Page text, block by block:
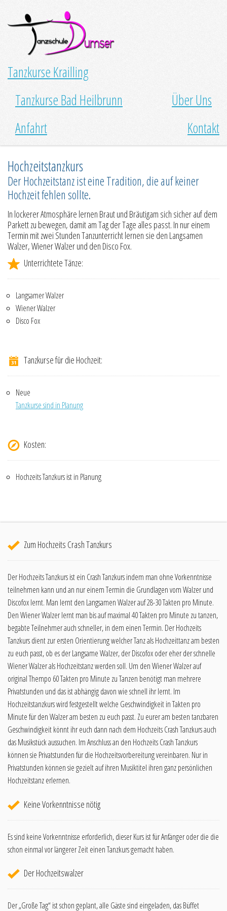
Tanzkurse Krailling
Tanzkurse Bad Heilbrunn
Über Uns
Anfahrt
Kontakt
Hochzeitstanzkurs
Der Hochzeitstanz ist eine Tradition, die auf keiner
Hochzeit fehlen sollte.
In lockerer Atmosphäre lernen Braut und Bräutigam sich sicher auf dem
Parkett zu bewegen, damit am Tag der Tage alles passt. In nur einem
Termin mit zwei Stunden Tanzunterricht lernen sie den Langsamen
Walzer, Wiener Walzer und den Disco Fox.
Unterrichtete Tänze:
Langsamer Walzer
Wiener Walzer
Disco Fox
Tanzkurse für die Hochzeit:
Neue
Tanzkurse sind in Planung
Kosten:
Hochzeits Tanzkurs ist in Planung
Zum Hochzeits Crash Tanzkurs
Der Hochzeits Tanzkurs ist ein Crash Tanzkurs indem man ohne Vorkenntnisse
teilnehmen kann und an nur einem Termin die Grundlagen vom Walzer und
Discofox lernt. Man lernt den Langsamen Walzer auf 28-30 Takten pro Minute.
Den Wiener Walzer lernt man bis auf maximal 40 Takten pro Minute zu tanzen,
begabte Teilnehmer auch schneller, in dem einen Termin. Der Hochzeits
Tanzkurs dient zur ersten Orientierung welcher Tanz als Hochzeittanz am besten
zu euch passt, ob es der Langsame Walzer, der Discofox oder eher der schnelle
Wiener Walzer als Hochzeitstanz werden soll. Um den Wiener Walzer auf
original Thempo 60 Takten pro Minute zu Tanzen benötigt man mehrere
Privatstunden und das ist abhängig davon wie schnell ihr lernt. Im
Hochzeitstanzkurs wird festgestellt welche Geschwindigkeit in Takten pro
Minute für den Walzer am besten zu euch passt. Zu eurer am besten tanzbaren
Geschwindigkeit könnt ihr euch dann nach dem Hochzeits Crash Tanzkurs auch
das Musikstück aussuchen. Im Anschluss an den Hochzeits Crash Tanzkurs
können sie Privatstunden für die Hochzeitsvorbereitung vereinbaren. Nur in
Privatstunden können sie gezielt auf ihren Musiktitel ihren ganz persönlichen
Hochzeitstanz erlernen.
Keine Vorkenntnisse nötig
Es sind keine Vorkenntnisse erforderlich, dieser Kurs ist für Anfänger oder die die
schon einmal vor längerer Zeit einen Tanzkurs gemacht haben.
Der Hochzeitswalzer
Der „Große Tag“ ist schon geplant, alle Gäste sind eingeladen, das Büffet